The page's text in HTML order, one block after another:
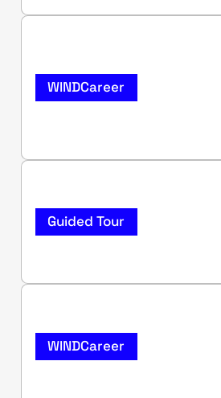
WINDCareer
Guided Tour
WINDCareer